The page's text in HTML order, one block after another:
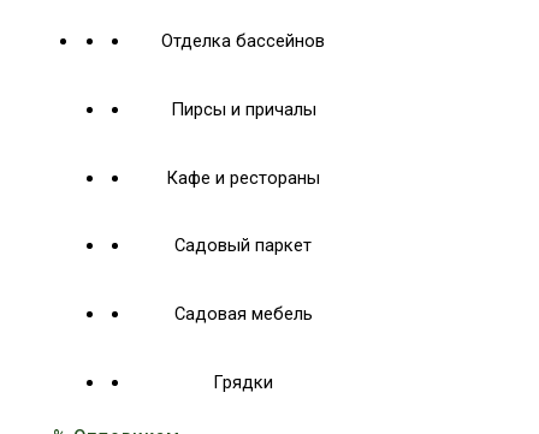
Отделка бассейнов
Пирсы и причалы
Кафе и рестораны
Садовый паркет
Садовая мебель
Грядки